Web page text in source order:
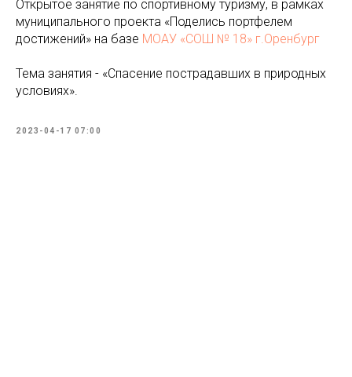
Открытое занятие по спортивному туризму, в рамках
муниципального проекта «Поделись портфелем
достижений» на базе МОАУ «СОШ № 18» г.Оренбург
Тема занятия - «Спасение пострадавших в природных
условиях».
2023-04-17 07:00